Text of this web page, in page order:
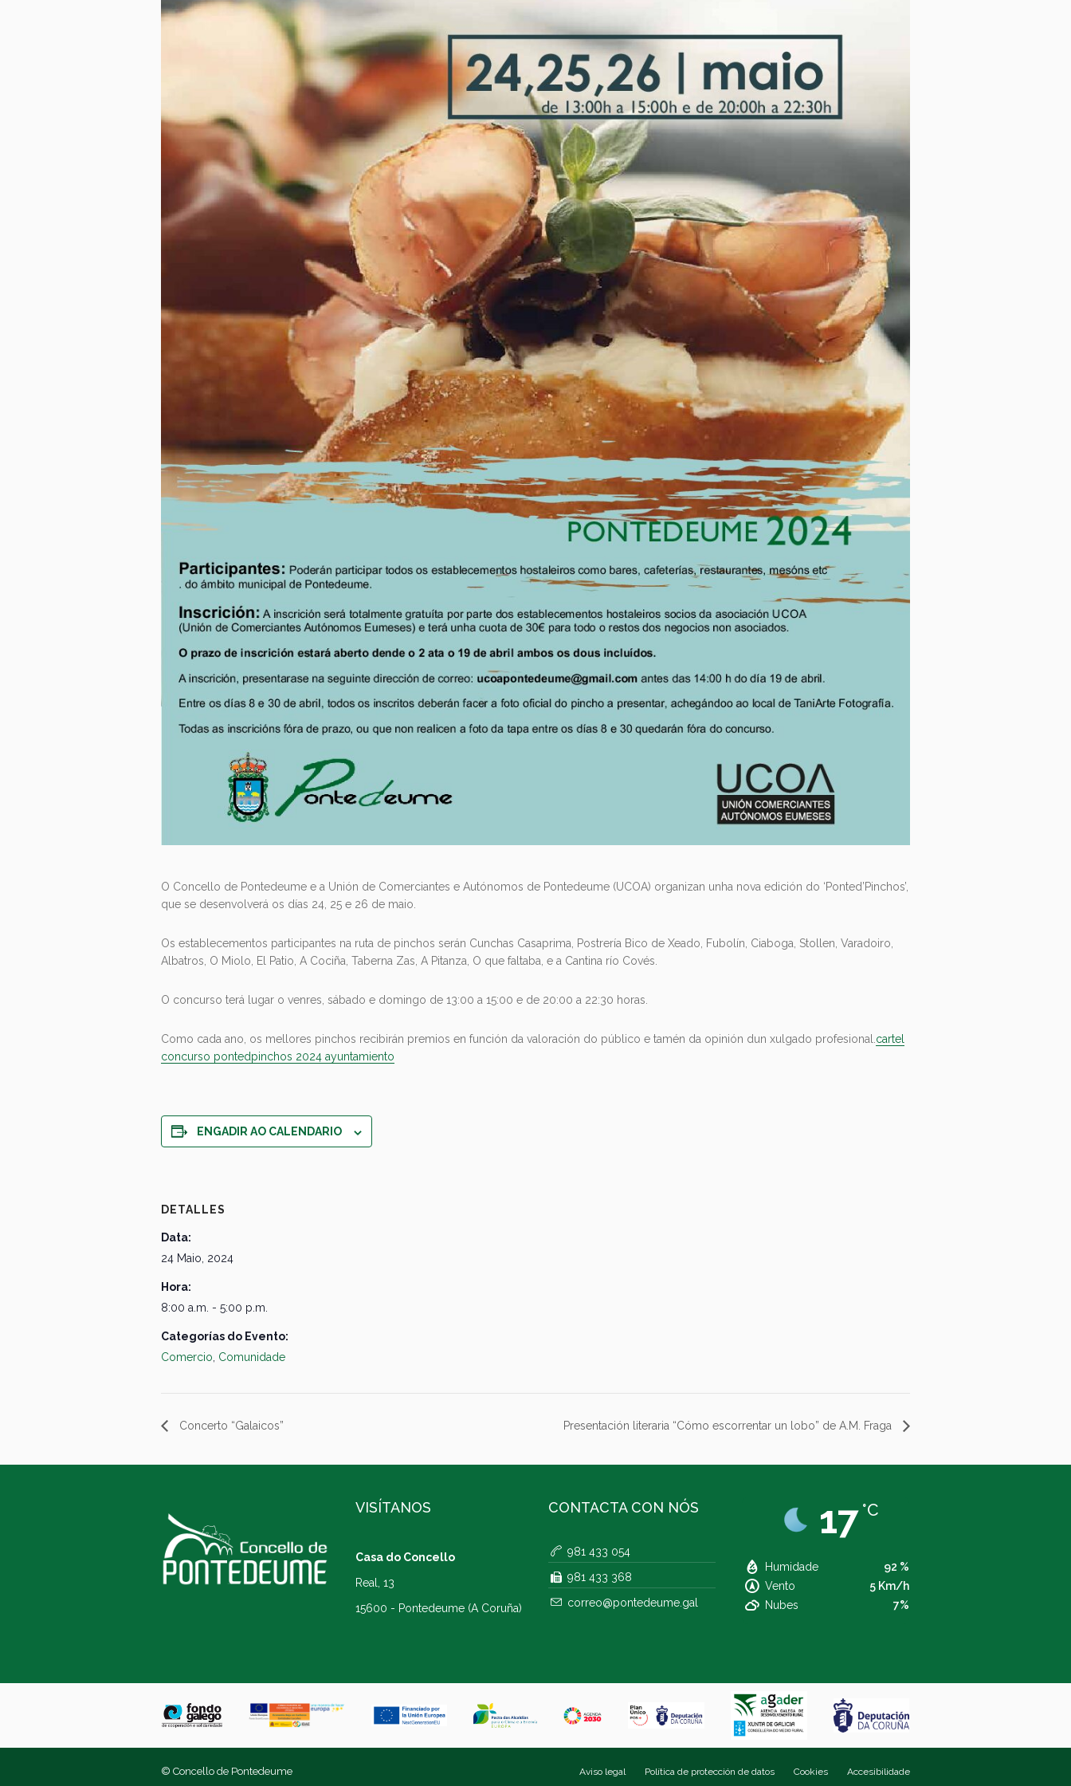
O Concello de Pontedeume e a Unión de Comerciantes e Autónomos de Pontedeume (UCOA) organizan unha nova edición do ‘Ponted’Pinchos’,
que se desenvolverá os días 24, 25 e 26 de maio.
Os establecementos participantes na ruta de pinchos serán Cunchas Casaprima, Postrería Bico de Xeado, Fubolín, Ciaboga, Stollen, Varadoiro,
Albatros, O Miolo, El Patio, A Cociña, Taberna Zas, A Pitanza, O que faltaba, e a Cantina río Covés.
O concurso terá lugar o venres, sábado e domingo de 13:00 a 15:00 e de 20:00 a 22:30 horas.
Como cada ano, os mellores pinchos recibirán premios en función da valoración do público e tamén da opinión dun xulgado profesional.cartel
concurso pontedpinchos 2024 ayuntamiento
ENGADIR AO CALENDARIO
DETALLES
Data:
24 Maio, 2024
Hora:
8:00 a.m. - 5:00 p.m.
Categorías do Evento:
Comercio Comunidade
Concerto “Galaicos” Presentación literaria “Cómo escorrentar un lobo” de A.M. Fraga
VISÍTANOS
Casa do Concello
Real, 13
15600 - Pontedeume (A Coruña)
CONTACTA CON NÓS
981 433 054
981 433 368
correo@pontedeume.gal
17 °C
Humidade
92 %
Vento
5 Km/h
Nubes
7%
Aviso legal Política de protección de datos Cookies Accesibilidade
© Concello de Pontedeume